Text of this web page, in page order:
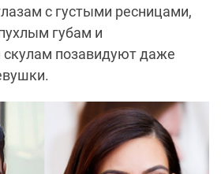
с густыми ресницами,
губам и
позавидуют даже